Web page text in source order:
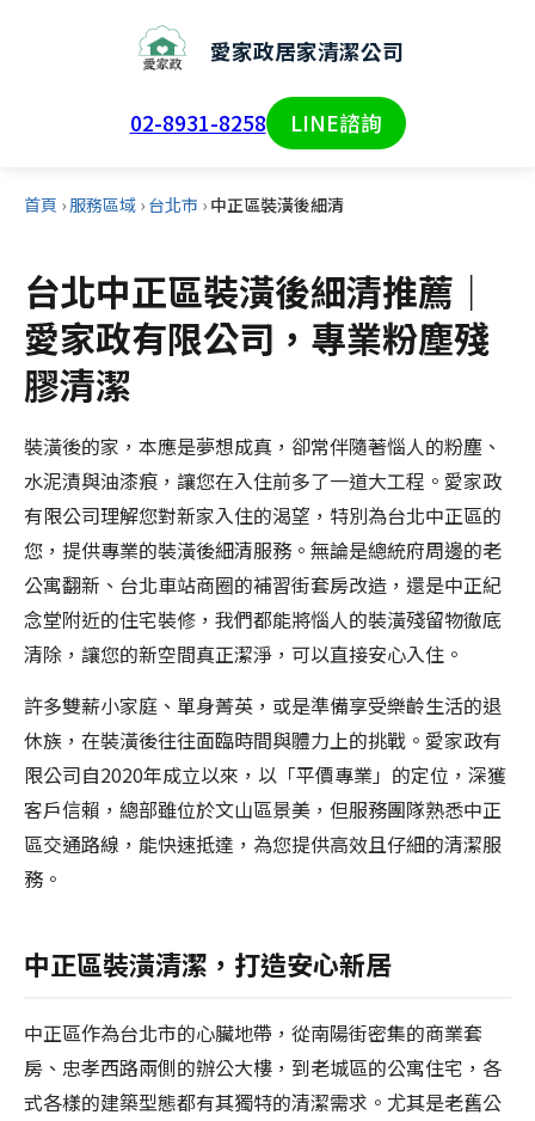
愛家政居家清潔公司
02-8931-8258 LINE諮詢
首頁 › 服務區域 › 台北市 › 中正區裝潢後細清
台北中正區裝潢後細清推薦｜
愛家政有限公司，專業粉塵殘
膠清潔
裝潢後的家，本應是夢想成真，卻常伴隨著惱人的粉塵、
水泥漬與油漆痕，讓您在入住前多了一道大工程。愛家政
有限公司理解您對新家入住的渴望，特別為台北中正區的
您，提供專業的裝潢後細清服務。無論是總統府周邊的老
公寓翻新、台北車站商圈的補習街套房改造，還是中正紀
念堂附近的住宅裝修，我們都能將惱人的裝潢殘留物徹底
清除，讓您的新空間真正潔淨，可以直接安心入住。
許多雙薪小家庭、單身菁英，或是準備享受樂齡生活的退
休族，在裝潢後往往面臨時間與體力上的挑戰。愛家政有
限公司自2020年成立以來，以「平價專業」的定位，深獲
客戶信賴，總部雖位於文山區景美，但服務團隊熟悉中正
區交通路線，能快速抵達，為您提供高效且仔細的清潔服
務。
中正區裝潢清潔，打造安心新居
中正區作為台北市的心臟地帶，從南陽街密集的商業套
房、忠孝西路兩側的辦公大樓，到老城區的公寓住宅，各
式各樣的建築型態都有其獨特的清潔需求。尤其是老舊公